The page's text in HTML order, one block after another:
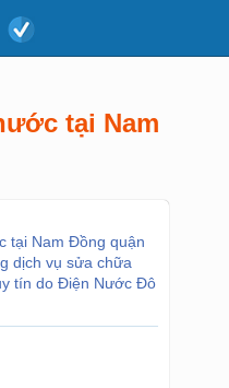
tại Nam
tại Nam Đồng quận
dịch vụ sửa chữa
tín do Điện Nước Đô